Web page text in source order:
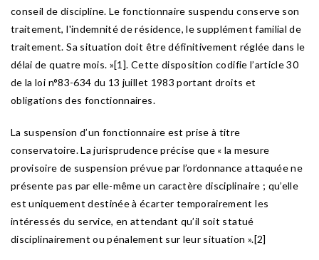
conseil de discipline. Le fonctionnaire suspendu conserve son
traitement, l'indemnité de résidence, le supplément familial de
traitement. Sa situation doit être définitivement réglée dans le
délai de quatre mois. »[1]. Cette disposition codifie l’article 30
de la loi n°83-634 du 13 juillet 1983 portant droits et
obligations des fonctionnaires.
La suspension d’un fonctionnaire est prise à titre
conservatoire. La jurisprudence précise que « la mesure
provisoire de suspension prévue par l’ordonnance attaquée ne
présente pas par elle-même un caractère disciplinaire ; qu’elle
est uniquement destinée à écarter temporairement les
intéressés du service, en attendant qu’il soit statué
disciplinairement ou pénalement sur leur situation ».[2]